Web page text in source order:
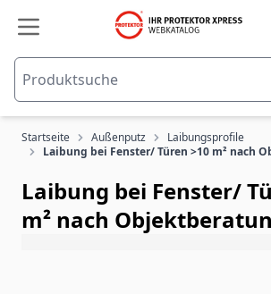
Zum Inhalt springen
Startseite Außenputz
Laibungsprofile
Laibung bei Fenster/ Türen >10 m² nach
Laibung bei Fenster/
m² nach